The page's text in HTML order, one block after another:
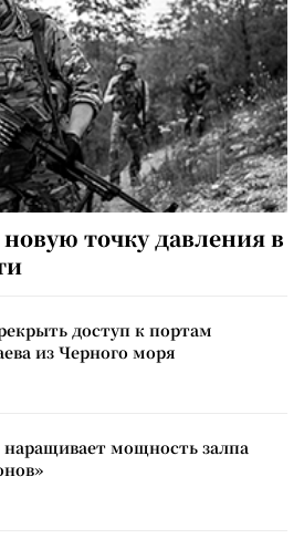
новую точку давления в
доступ к портам
из Черного моря
наращивает мощность залпа